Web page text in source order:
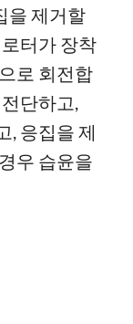
을 제거할
터가 장착
로 회전합
단하고,
, 응집을 제
우 습윤을